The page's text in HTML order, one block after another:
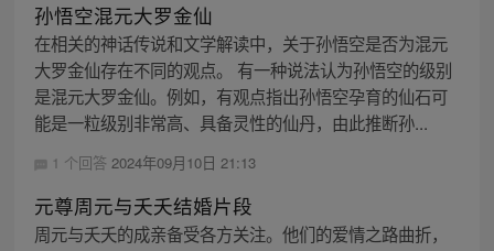
孙悟空混元大罗金仙
在相关的神话传说和文学解读中，关于孙悟空是否为混元
大罗金仙存在不同的观点。 有一种说法认为孙悟空的级别
是混元大罗金仙。例如，有观点指出孙悟空孕育的仙石可
能是一粒级别非常高、具备灵性的仙丹，由此推断孙...
1 个回答 2024年09月10日 21:13
元尊周元与夭夭结婚片段
周元与夭夭的成亲备受各方关注。他们的爱情之路曲折，